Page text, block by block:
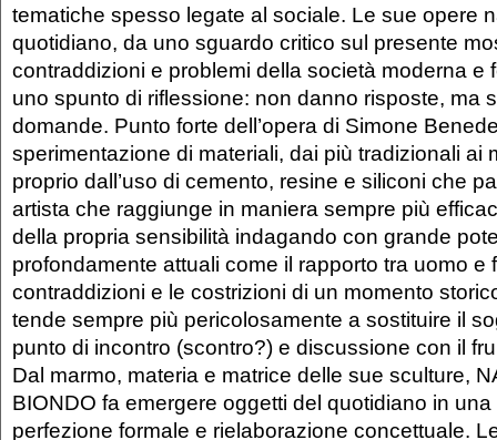
tematiche spesso legate al sociale. Le sue opere
quotidiano, da uno sguardo critico sul presente
contraddizioni e problemi della società moderna e
uno spunto di riflessione: non danno risposte, ma
domande. Punto forte dell’opera di Simone
sperimentazione di materiali, dai più tradizionali ai
proprio dall’uso di cemento, resine e siliconi che
artista che raggiunge in maniera sempre più
della propria sensibilità indagando con grande
profondamente attuali come il rapporto tra uomo e
contraddizioni e le costrizioni di un momento
tende sempre più pericolosamente a sostituire il
punto di incontro (scontro?) e discussione con il
Dal marmo, materia e matrice delle sue sculture,
BIONDO fa emergere oggetti del quotidiano in
perfezione formale e rielaborazione concettuale.